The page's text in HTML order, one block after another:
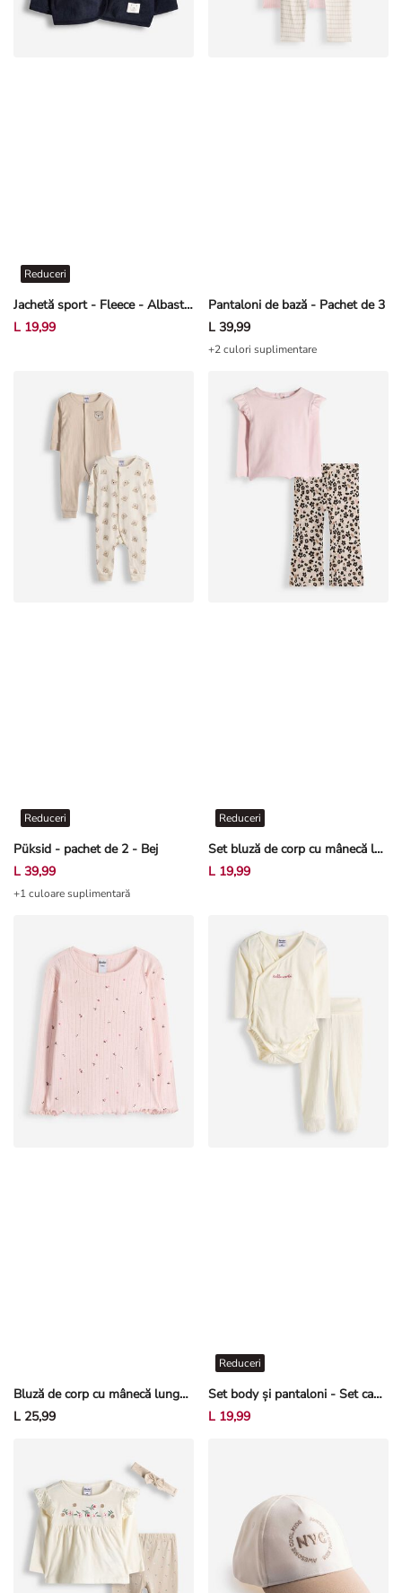
Jachetă sport - Fleece - Albastru închis
Reduceri
L 19,99
Pantaloni de bază - Pachet de 3
L 39,99
+2 culori suplimentare
Püksid - pachet de 2 - Bej
Reduceri
L 39,99
+1 culoare suplimentară
Set bluză de corp cu mânecă lungă și leggings - Volane - Roz deschis
Reduceri
L 19,99
Bluză de corp cu mânecă lungă - Bumbac - Roz deschis
L 25,99
Set body și pantaloni - Set cadou - Alb-crem deschis
Reduceri
L 19,99